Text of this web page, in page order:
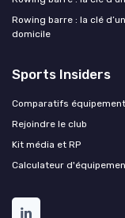
Rowing barre : la clé
domicile
Sports Insiders
Comparatifs
Rejoindre le club
Kit média et RP
Calculateur